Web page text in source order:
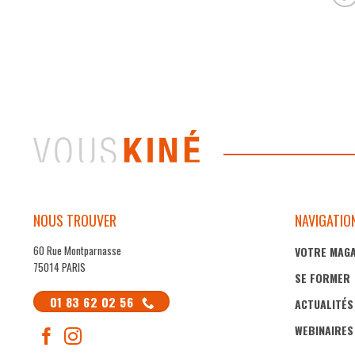
NOUS TROUVER
60 Rue Montparnasse
75014 PARIS
01 83 62 02 56
VOTRE
SE FORMER
ACTUALITÉS
WEBINAIRES